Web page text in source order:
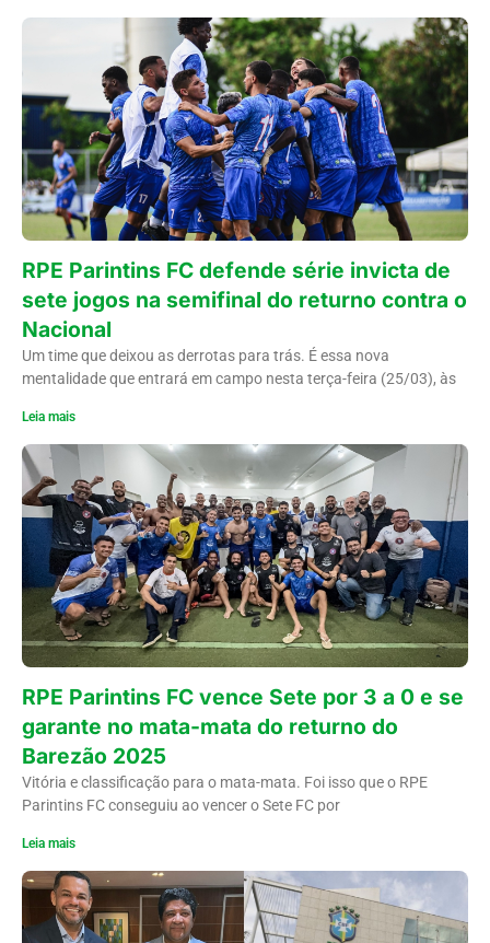
RPE Parintins FC defende série invicta de
sete jogos na semifinal do returno contra o
Nacional
Um time que deixou as derrotas para trás. É essa nova
mentalidade que entrará em campo nesta terça-feira (25/03), às
Leia mais
RPE Parintins FC vence Sete por 3 a 0 e se
garante no mata-mata do returno do
Barezão 2025
Vitória e classificação para o mata-mata. Foi isso que o RPE
Parintins FC conseguiu ao vencer o Sete FC por
Leia mais